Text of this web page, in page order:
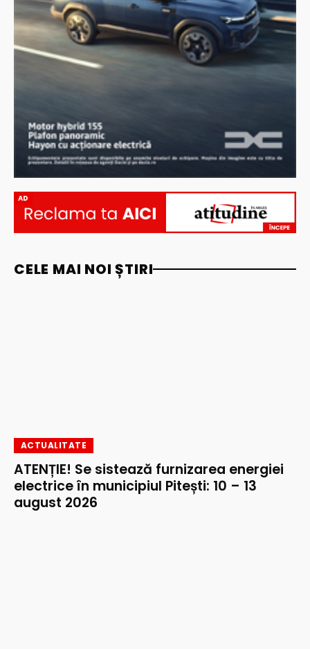
AD
CELE MAI NOI ȘTIRI
ACTUALITATE
ATENȚIE! Se sistează furnizarea energiei
electrice în municipiul Pitești: 10 – 13
august 2026